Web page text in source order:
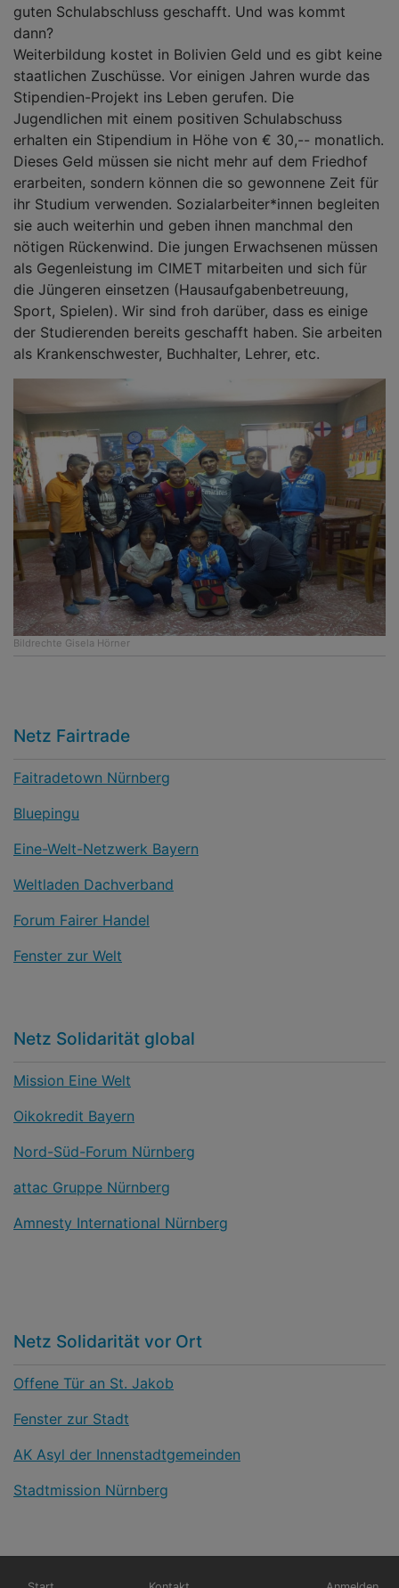
Bildrechte Gisela Hörner
guten Schulabschluss geschafft. Und was kommt
dann?
Weiterbildung kostet in Bolivien Geld und es gibt keine
staatlichen Zuschüsse. Vor einigen Jahren wurde das
Stipendien-Projekt ins Leben gerufen. Die
Jugendlichen mit einem positiven Schulabschuss
erhalten ein Stipendium in Höhe von € 30,-- monatlich.
Dieses Geld müssen sie nicht mehr auf dem Friedhof
erarbeiten, sondern können die so gewonnene Zeit für
ihr Studium verwenden. Sozialarbeiter*innen begleiten
sie auch weiterhin und geben ihnen manchmal den
nötigen Rückenwind. Die jungen Erwachsenen müssen
als Gegenleistung im CIMET mitarbeiten und sich für
die Jüngeren einsetzen (Hausaufgabenbetreuung,
Sport, Spielen). Wir sind froh darüber, dass es einige
der Studierenden bereits geschafft haben. Sie arbeiten
als Krankenschwester, Buchhalter, Lehrer, etc.
Netz Fairtrade
Faitradetown Nürnberg
Bluepingu
Eine-Welt-Netzwerk Bayern
Weltladen Dachverband
Forum Fairer Handel
Fenster zur Welt
Netz Solidarität global
Mission Eine Welt
Oikokredit Bayern
Nord-Süd-Forum Nürnberg
attac Gruppe Nürnberg
Amnesty International Nürnberg
Netz Solidarität vor Ort
Offene Tür an St. Jakob
Fenster zur Stadt
AK Asyl der Innenstadtgemeinden
Stadtmission Nürnberg
Hauptnavigation Fußbereichsmenü